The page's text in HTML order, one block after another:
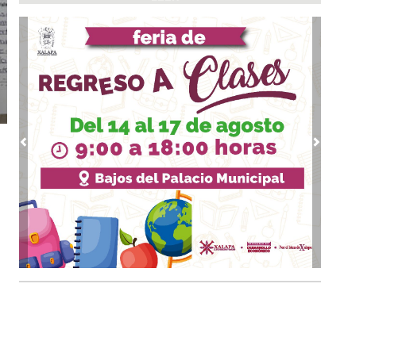
teleradiocambiodigital festeja 17 años
Ago 06, 2026 / 18:00
Invita Ayuntamiento de Veracruz a disfrutar la
Temporada de Artes Veracruz “Escena Viva”
Ago 06, 2026 / 16:56
Gobierno de Boca del Río identifica puntos
críticos, exige a CAB soluciones definitivas a la
infraestructura hidráulica
Ago 06, 2026 / 15:53
Desfile de estrellas durante la alfombra roja en el
pre-estreno de “Loco México Mágico”
Ago 06, 2026 / 15:09
ADEEM Latina 2026 reunirá en Veracruz a los
grandes protagonistas del espectáculo mexicano
Garantiza Rosa María patrimonio de familias en
Previous Next